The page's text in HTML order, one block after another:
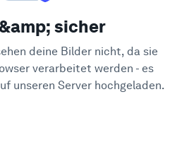
sicher
deine Bilder nicht, da sie
verarbeitet werden - es
unseren Server hochgeladen.